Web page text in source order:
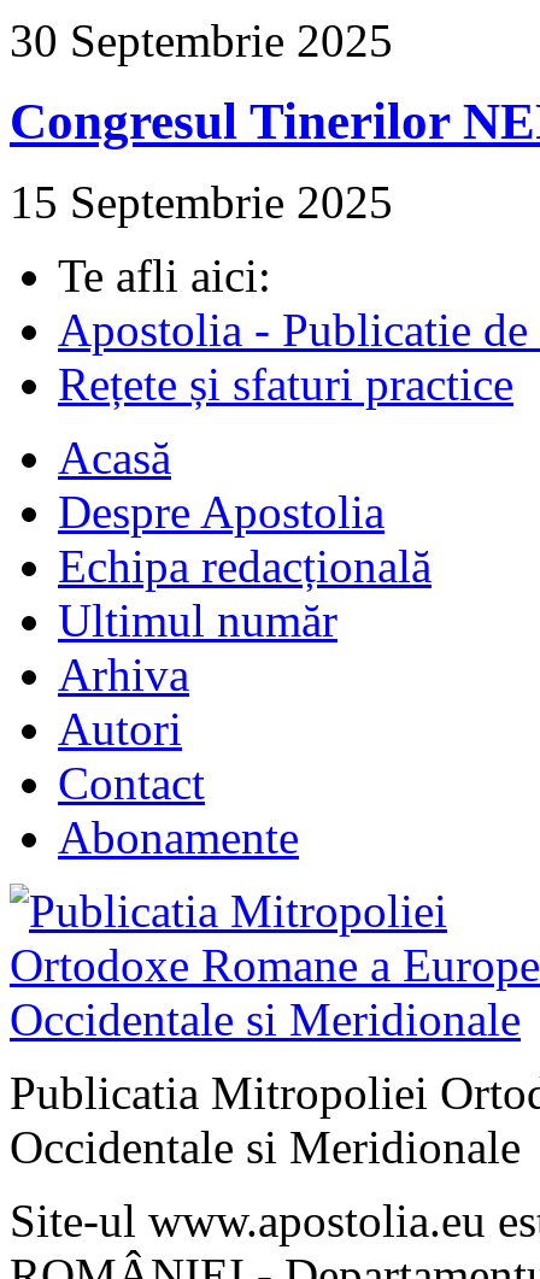
30 Septembrie 2025
Congresul Tinerilor
15 Septembrie 2025
Te afli aici:
Apostolia - Publicatie
Rețete și sfaturi practice
Acasă
Despre Apostolia
Echipa redacțională
Ultimul număr
Arhiva
Autori
Contact
Abonamente
Publicatia Mitropoliei
Occidentale si Meridionale
Site-ul www.apostolia.eu